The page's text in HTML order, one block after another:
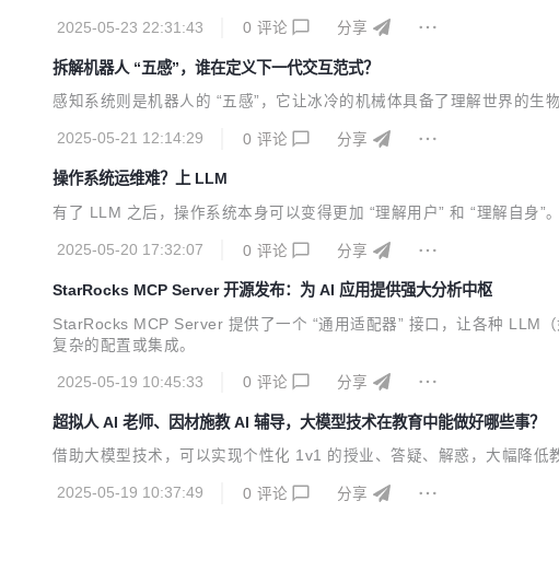
2025-05-23 22:31:43 0 评论 分享
拆解机器人 “五感”，谁在定义下一代交互范式？
感知系统则是机器人的 “五感”，它让冰冷的机械体具备了理解世界的生物
2025-05-21 12:14:29 0 评论 分享
操作系统运维难？上 LLM
有了 LLM 之后，操作系统本身可以变得更加 “理解用户” 和 “理解自身”。
2025-05-20 17:32:07 0 评论 分享
StarRocks MCP Server 开源发布：为 AI 应用提供强大分析中枢
StarRocks MCP Server 提供了一个 “通用适配器” 接口，让各种 LLM
复杂的配置或集成。
2025-05-19 10:45:33 0 评论 分享
超拟人 AI 老师、因材施教 AI 辅导，大模型技术在教育中能做好哪些事？
借助大模型技术，可以实现个性化 1v1 的授业、答疑、解惑，大幅降低
2025-05-19 10:37:49 0 评论 分享